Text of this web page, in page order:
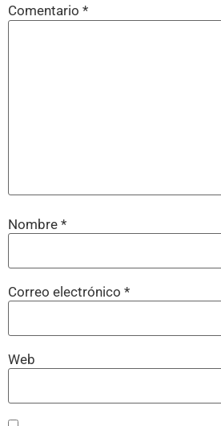
Comentario *
Nombre *
Correo electrónico *
Web